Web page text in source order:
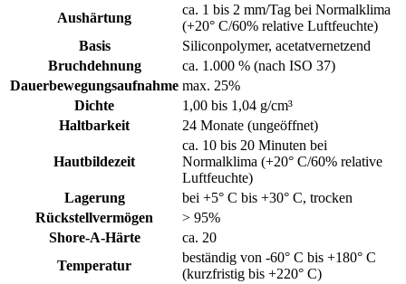
Aushärtung
ca. 1 bis 2 mm/Tag bei Normalklima
(+20° C/60% relative Luftfeuchte)
Basis
Siliconpolymer, acetatvernetzend
Bruchdehnung
ca. 1.000 % (nach ISO 37)
Dauerbewegungsaufnahme max. 25%
Dichte
1,00 bis 1,04 g/cm³
Haltbarkeit
24 Monate (ungeöffnet)
Hautbildezeit
ca. 10 bis 20 Minuten bei
Normalklima (+20° C/60% relative
Luftfeuchte)
Lagerung
bei +5° C bis +30° C, trocken
Rückstellvermögen
> 95%
Shore-A-Härte
ca. 20
Temperatur
beständig von -60° C bis +180° C
(kurzfristig bis +220° C)